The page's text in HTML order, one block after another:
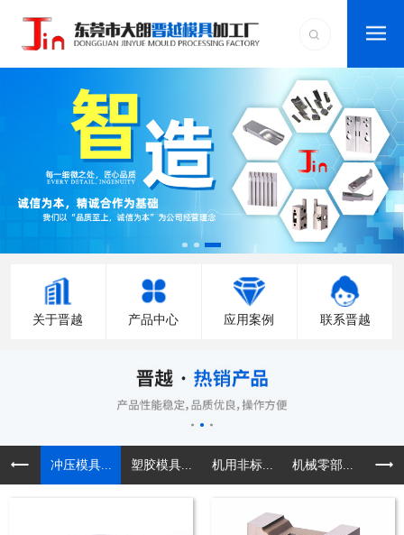
关于晋越 产品中心 应用案例 联系晋越
冲压模具... 塑胶模具... 机用非标... 机械零部... 精密